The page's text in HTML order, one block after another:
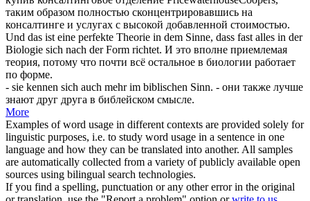
таким образом полностью сконцентрировавшись на
консалтинге и услугах с высокой добавленной стоимостью.
Und das ist eine perfekte Theorie in dem Sinne, dass fast alles in der
Biologie sich nach der Form richtet. И это вполне приемлемая
теория, потому что почти всё остальное в биологии работает
по форме.
- sie kennen sich auch mehr im biblischen Sinn. - они также лучше
знают друг друга в библейском смысле.
More
Examples of word usage in different contexts are provided solely for
linguistic purposes, i.e. to study word usage in a sentence in one
language and how they can be translated into another. All samples
are automatically collected from a variety of publicly available open
sources using bilingual search technologies.
If you find a spelling, punctuation or any other error in the original